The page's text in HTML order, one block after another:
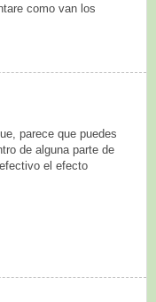
como van los
parece que puedes
de alguna parte de
el efecto